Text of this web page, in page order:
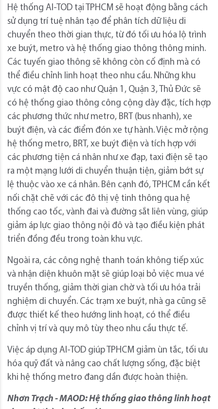
Hệ thống AI-TOD tại TPHCM sẽ hoạt động bằng cách
sử dụng trí tuệ nhân tạo để phân tích dữ liệu di
chuyển theo thời gian thực, từ đó tối ưu hóa lộ trình
xe buýt, metro và hệ thống giao thông thông minh.
Các tuyến giao thông sẽ không còn cố định mà có
thể điều chỉnh linh hoạt theo nhu cầu. Những khu
vực có mật độ cao như Quận 1, Quận 3, Thủ Đức sẽ
có hệ thống giao thông công cộng dày đặc, tích hợp
các phương thức như metro, BRT (bus nhanh), xe
buýt điện, và các điểm đón xe tự hành. Việc mở rộng
hệ thống metro, BRT, xe buýt điện và tích hợp với
các phương tiện cá nhân như xe đạp, taxi điện sẽ tạo
ra một mạng lưới di chuyển thuận tiện, giảm bớt sự
lệ thuộc vào xe cá nhân. Bên cạnh đó, TPHCM cần kết
nối chặt chẽ với các đô thị vệ tinh thông qua hệ
thống cao tốc, vành đai và đường sắt liên vùng, giúp
giảm áp lực giao thông nội đô và tạo điều kiện phát
triển đồng đều trong toàn khu vực.
Ngoài ra, các công nghệ thanh toán không tiếp xúc
và nhận diện khuôn mặt sẽ giúp loại bỏ việc mua vé
truyền thống, giảm thời gian chờ và tối ưu hóa trải
nghiệm di chuyển. Các trạm xe buýt, nhà ga cũng sẽ
được thiết kế theo hướng linh hoạt, có thể điều
chỉnh vị trí và quy mô tùy theo nhu cầu thực tế.
Việc áp dụng AI-TOD giúp TPHCM giảm ùn tắc, tối ưu
hóa quỹ đất và nâng cao chất lượng sống, đặc biệt
khi hệ thống metro đang dần được hoàn thiện.
Nhơn Trạch - MAOD: Hệ thống giao thông linh hoạt